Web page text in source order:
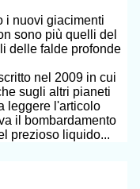
i nuovi giacimenti
sono più quelli del
delle falde profonde
nel 2009 in cui
sugli altri pianeti
leggere l'articolo
il bombardamento
prezioso liquido...